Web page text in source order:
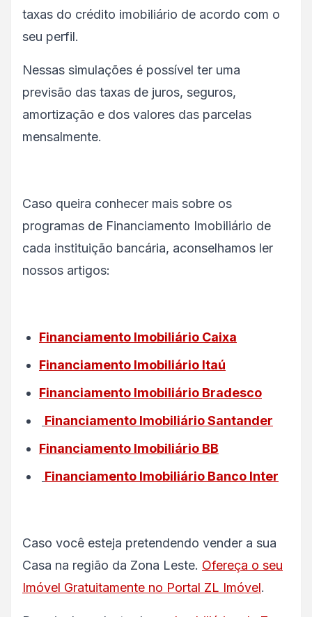
taxas do crédito imobiliário de acordo com o
seu perfil.
Nessas simulações é possível ter uma
previsão das taxas de juros, seguros,
amortização e dos valores das parcelas
mensalmente.
Caso queira conhecer mais sobre os
programas de Financiamento Imobiliário de
cada instituição bancária, aconselhamos ler
nossos artigos:
Financiamento Imobiliário Caixa
Financiamento Imobiliário Itaú
Financiamento Imobiliário Bradesco
Financiamento Imobiliário Santander
Financiamento Imobiliário BB
Financiamento Imobiliário Banco Inter
Caso você esteja pretendendo vender a sua
Casa na região da Zona Leste. Ofereça o seu
Imóvel Gratuitamente no Portal ZL Imóvel.